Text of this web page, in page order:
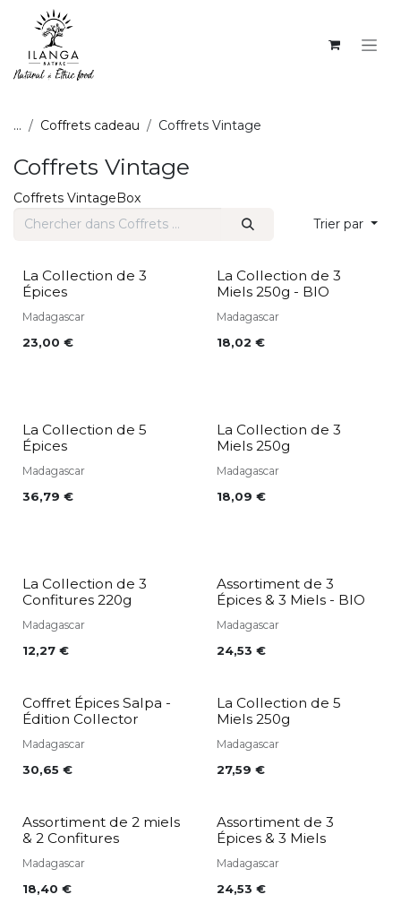
... Coffrets cadeau Coffrets Vintage
Coffrets Vintage
Coffrets VintageBox
Trier par
La Collection de 3
Épices
Madagascar
23,00 €
La Collection de 3
Miels 250g - BIO
Madagascar
18,02 €
La Collection de 5
Épices
Madagascar
36,79 €
La Collection de 3
Miels 250g
Madagascar
18,09 €
La Collection de 3
Confitures 220g
Madagascar
12,27 €
Assortiment de 3
Épices & 3 Miels - BIO
Madagascar
24,53 €
Coffret Épices Salpa -
Édition Collector
Madagascar
30,65 €
La Collection de 5
Miels 250g
Madagascar
27,59 €
Assortiment de 2 miels
& 2 Confitures
Madagascar
18,40 €
Assortiment de 3
Épices & 3 Miels
Madagascar
24,53 €